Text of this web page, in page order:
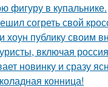
фигуру в купальнике.
согреть свой
хоун публику своим
включая
новинку и сразу
конница!